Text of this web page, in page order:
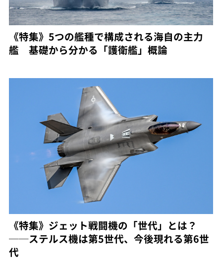
《特集》5つの艦種で構成される海自の主力
艦 基礎から分かる「護衛艦」概論
《特集》ジェット戦闘機の「世代」とは？
──ステルス機は第5世代、今後現れる第6世
代